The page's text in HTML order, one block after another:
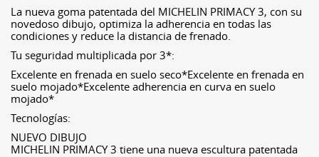
La nueva goma patentada del MICHELIN PRIMACY 3, con su
novedoso dibujo, optimiza la adherencia en todas las
condiciones y reduce la distancia de frenado.
Tu seguridad multiplicada por 3*:
Excelente en frenada en suelo seco*Excelente en frenada en
suelo mojado*Excelente adherencia en curva en suelo
mojado*
Tecnologías:
NUEVO DIBUJO
MICHELIN PRIMACY 3 tiene una nueva escultura patentada